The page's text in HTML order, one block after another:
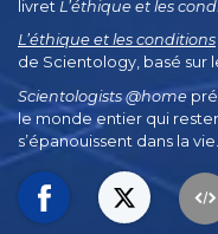
livret L’éthique et les
L’éthique et les conditions
de Scientology, basé sur
Scientologists @home
le monde entier qui
s’épanouissent dans la vie.